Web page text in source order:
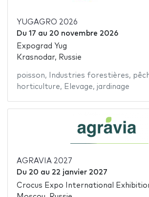
YUGAGRO 2026
Du 17 au 20 novembre 2026
Expograd Yug
Krasnodar, Russie
poisson, Industries forestières,
horticulture, Elevage, jardinage
AGRAVIA 2027
Du 20 au 22 janvier 2027
Crocus Expo International